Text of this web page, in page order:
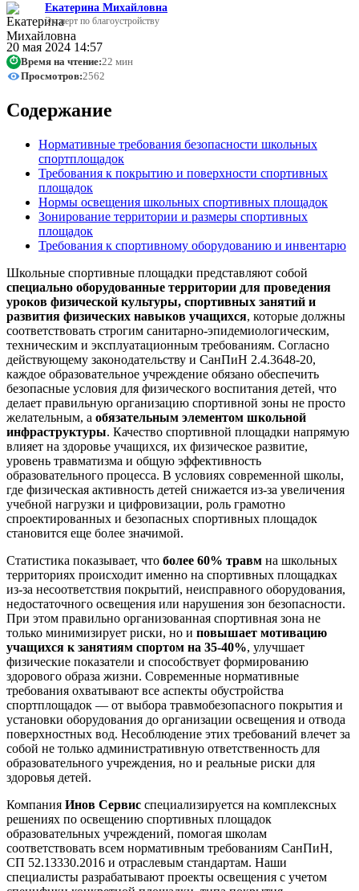
Екатерина Михайловна
Эксперт по благоустройству
20 мая 2024 14:57
⏱ Время на чтение:22 мин
Просмотров:2562
Содержание
Нормативные требования безопасности школьных
спортплощадок
Требования к покрытию и поверхности спортивных
площадок
Нормы освещения школьных спортивных площадок
Зонирование территории и размеры спортивных
площадок
Требования к спортивному оборудованию и инвентарю
Школьные спортивные площадки представляют собой
специально оборудованные территории для проведения
уроков физической культуры, спортивных занятий и
развития физических навыков учащихся, которые должны
соответствовать строгим санитарно-эпидемиологическим,
техническим и эксплуатационным требованиям. Согласно
действующему законодательству и СанПиН 2.4.3648-20,
каждое образовательное учреждение обязано обеспечить
безопасные условия для физического воспитания детей, что
делает правильную организацию спортивной зоны не просто
желательным, а обязательным элементом школьной
инфраструктуры. Качество спортивной площадки напрямую
влияет на здоровье учащихся, их физическое развитие,
уровень травматизма и общую эффективность
образовательного процесса. В условиях современной школы,
где физическая активность детей снижается из-за увеличения
учебной нагрузки и цифровизации, роль грамотно
спроектированных и безопасных спортивных площадок
становится еще более значимой.
Статистика показывает, что более 60% травм на школьных
территориях происходит именно на спортивных площадках
из-за несоответствия покрытий, неисправного оборудования,
недостаточного освещения или нарушения зон безопасности.
При этом правильно организованная спортивная зона не
только минимизирует риски, но и повышает мотивацию
учащихся к занятиям спортом на 35-40%, улучшает
физические показатели и способствует формированию
здорового образа жизни. Современные нормативные
требования охватывают все аспекты обустройства
спортплощадок — от выбора травмобезопасного покрытия и
установки оборудования до организации освещения и отвода
поверхностных вод. Несоблюдение этих требований влечет за
собой не только административную ответственность для
образовательного учреждения, но и реальные риски для
здоровья детей.
Компания Инов Сервис специализируется на комплексных
решениях по освещению спортивных площадок
образовательных учреждений, помогая школам
соответствовать всем нормативным требованиям СанПиН,
СП 52.13330.2016 и отраслевым стандартам. Наши
специалисты разрабатывают проекты освещения с учетом